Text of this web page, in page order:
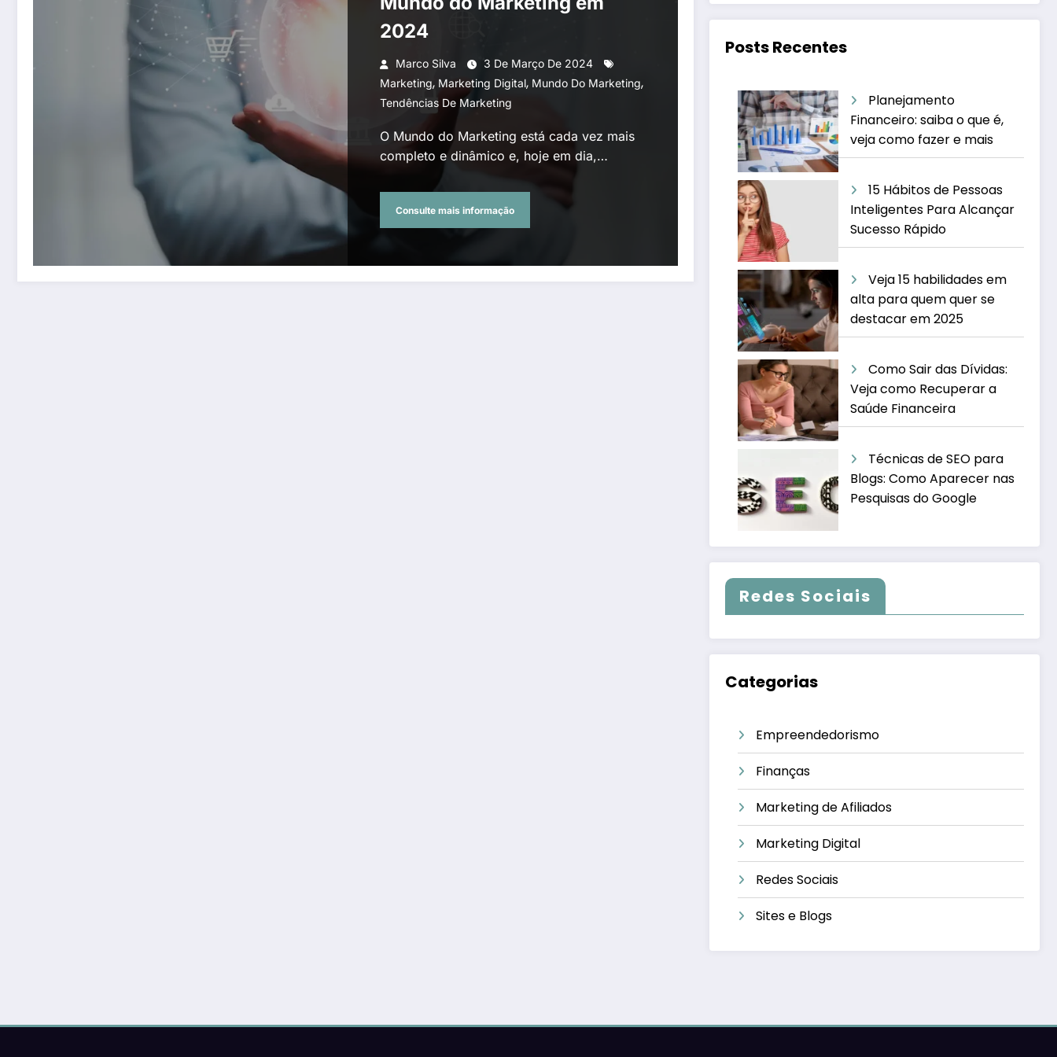
2024
Marco Silva
3 De Março De 2024
Marketing, Marketing Digital, Mundo Do Marketing,
Tendências De Marketing
O Mundo do Marketing está cada vez mais
completo e dinâmico e, hoje em dia,…
Consulte mais informação
Posts Recentes
Planejamento
Financeiro: saiba o que é,
veja como fazer e mais
15 Hábitos de Pessoas
Inteligentes Para Alcançar
Sucesso Rápido
Veja 15 habilidades em
alta para quem quer se
destacar em 2025
Como Sair das Dívidas:
Veja como Recuperar a
Saúde Financeira
Técnicas de SEO para
Blogs: Como Aparecer nas
Pesquisas do Google
Redes Sociais
Categorias
Empreendedorismo
Finanças
Marketing de Afiliados
Marketing Digital
Redes Sociais
Sites e Blogs